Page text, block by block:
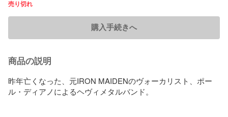
売り切れ
購入手続きへ
商品の説明
昨年亡くなった、元IRON MAIDENのヴォーカリスト、ポー
ル・ディアノによるヘヴィメタルバンド。